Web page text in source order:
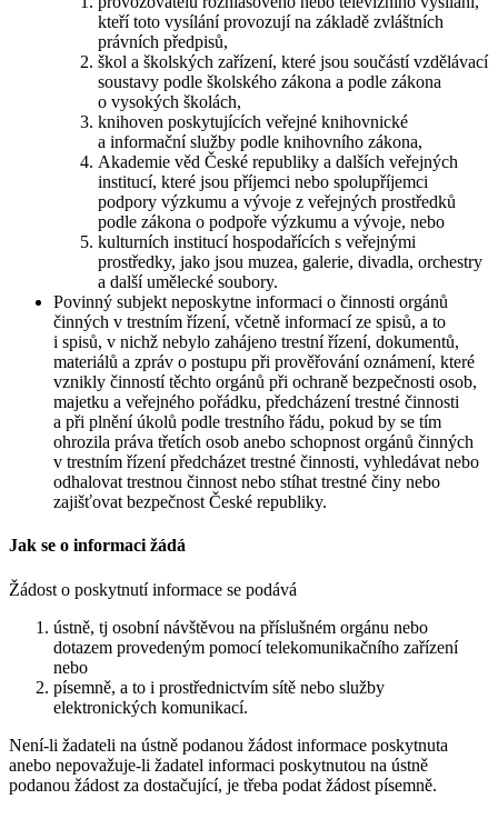
kteří toto vysílání provozují na základě zvláštních
právních předpisů,
škol a školských zařízení, které jsou součástí vzdělávací
soustavy podle školského zákona a podle zákona
o vysokých školách,
knihoven poskytujících veřejné knihovnické
a informační služby podle knihovního zákona,
Akademie věd České republiky a dalších veřejných
institucí, které jsou příjemci nebo spolupříjemci
podpory výzkumu a vývoje z veřejných prostředků
podle zákona o podpoře výzkumu a vývoje, nebo
kulturních institucí hospodařících s veřejnými
prostředky, jako jsou muzea, galerie, divadla, orchestry
a další umělecké soubory.
Povinný subjekt neposkytne informaci o činnosti orgánů
činných v trestním řízení, včetně informací ze spisů, a to
i spisů, v nichž nebylo zahájeno trestní řízení, dokumentů,
materiálů a zpráv o postupu při prověřování oznámení, které
vznikly činností těchto orgánů při ochraně bezpečnosti osob,
majetku a veřejného pořádku, předcházení trestné činnosti
a při plnění úkolů podle trestního řádu, pokud by se tím
ohrozila práva třetích osob anebo schopnost orgánů činných
v trestním řízení předcházet trestné činnosti, vyhledávat nebo
odhalovat trestnou činnost nebo stíhat trestné činy nebo
zajišťovat bezpečnost České republiky.
Jak se o informaci žádá
Žádost o poskytnutí informace se podává
ústně, tj osobní návštěvou na příslušném orgánu nebo
dotazem provedeným pomocí telekomunikačního zařízení
nebo
písemně, a to i prostřednictvím sítě nebo služby
elektronických komunikací.
Není-li žadateli na ústně podanou žádost informace poskytnuta
anebo nepovažuje-li žadatel informaci poskytnutou na ústně
podanou žádost za dostačující, je třeba podat žádost písemně.